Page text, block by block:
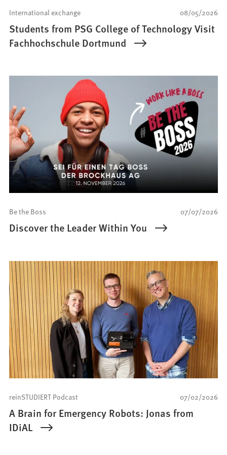
08/05/2026
International exchange
Students from PSG College of Technology Visit
Fachhochschule Dortmund
07/07/2026
Be the Boss
Discover the Leader Within You
07/02/2026
reinSTUDIERT Podcast
A Brain for Emergency Robots: Jonas from
IDiAL